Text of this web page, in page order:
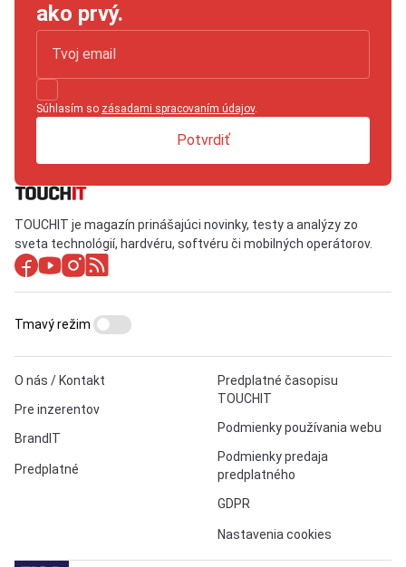
ako prvý.
Súhlasím so zásadami spracovaním údajov.
Potvrdiť
TOUCHIT je magazín prinášajúci novinky, testy a analýzy zo
sveta technológií, hardvéru, softvéru či mobilných operátorov.
O nás / Kontakt
Pre inzerentov
BrandIT
Predplatné
Predplatné časopisu
TOUCHIT
Podmienky používania webu
Podmienky predaja
predplatného
GDPR
Nastavenia cookies
Tmavý režim